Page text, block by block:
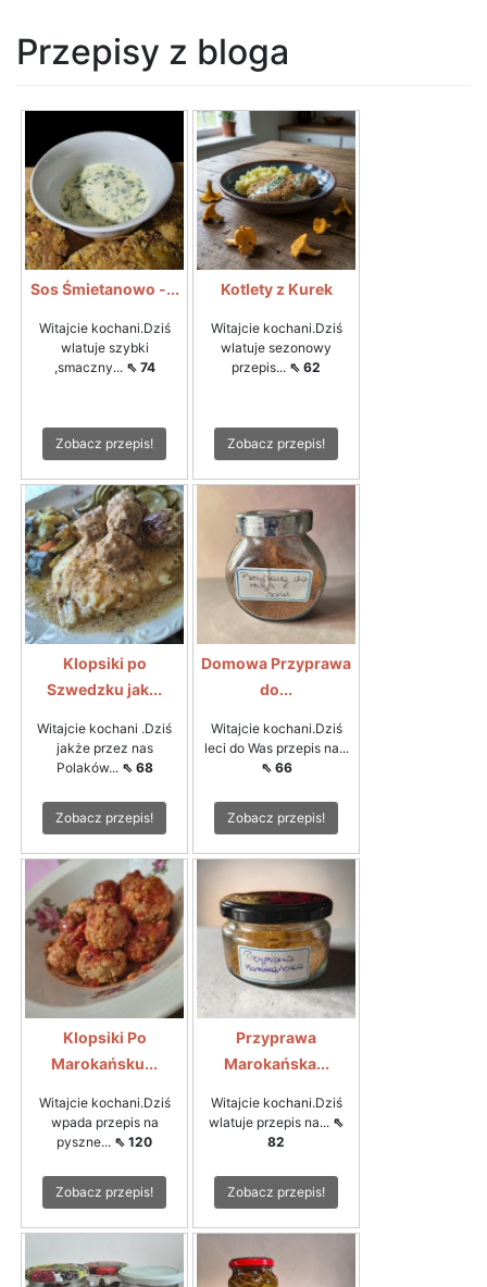
Przepisy z bloga
Sos Śmietanowo -...
Witajcie kochani.Dziś
wlatuje szybki
,smaczny... ⇖ 74
Zobacz przepis!
Kotlety z Kurek
Witajcie kochani.Dziś
wlatuje sezonowy
przepis... ⇖ 62
Zobacz przepis!
Klopsiki po
Szwedzku jak...
Witajcie kochani .Dziś
jakże przez nas
Polaków... ⇖ 68
Zobacz przepis!
Domowa Przyprawa
do...
Witajcie kochani.Dziś
leci do Was przepis na...
⇖ 66
Zobacz przepis!
Klopsiki Po
Marokańsku...
Witajcie kochani.Dziś
wpada przepis na
pyszne... ⇖ 120
Zobacz przepis!
Przyprawa
Marokańska...
Witajcie kochani.Dziś
wlatuje przepis na... ⇖
82
Zobacz przepis!